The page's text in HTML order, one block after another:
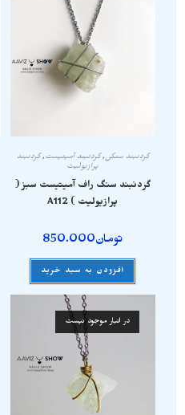
گردنبند سنگی,گردنبند آمیتیست,گردنبند
پرازیولیت
گردنبند سنگ راف آمیتیست سبز (
پرازیولیت ) A112
تومان850.000
افزودن به سبد خرید
در انبار موجود نیست